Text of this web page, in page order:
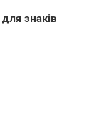
знаків